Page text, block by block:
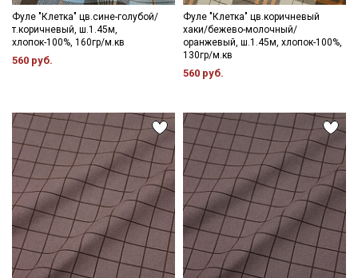
Фуле "Клетка" цв.сине-голубой/
т.коричневый, ш.1.45м,
хлопок-100%, 160гр/м.кв
560 руб.
Фуле "Клетка" цв.коричневый
хаки/бежево-молочный/
оранжевый, ш.1.45м, хлопок-100%,
130гр/м.кв
560 руб.